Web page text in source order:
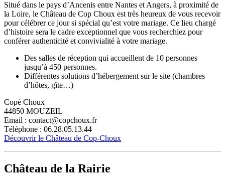
Situé dans le pays d’Ancenis entre Nantes et Angers, à proximité de
la Loire, le Château de Cop Choux est très heureux de vous recevoir
pour célébrer ce jour si spécial qu’est votre mariage. Ce lieu chargé
d’histoire sera le cadre exceptionnel que vous recherchiez pour
conférer authenticité et convivialité à votre mariage.
Des salles de réception qui accueillent de 10 personnes
jusqu’à 450 personnes.
Différentes solutions d’hébergement sur le site (chambres
d’hôtes, gîte…)
Copé Choux
44850 MOUZEIL
Email : contact@copchoux.fr
Téléphone : 06.28.05.13.44
Découvrir le Château de Cop-Choux
Château de la Rairie